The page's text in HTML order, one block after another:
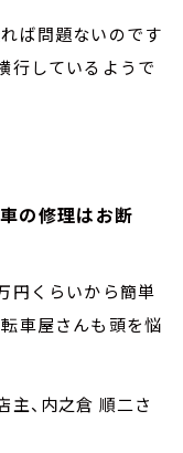
ば問題ないのです
行しているようで
の修理はお断
円くらいから簡単
車屋さんも頭を悩
主、内之倉 順二さ